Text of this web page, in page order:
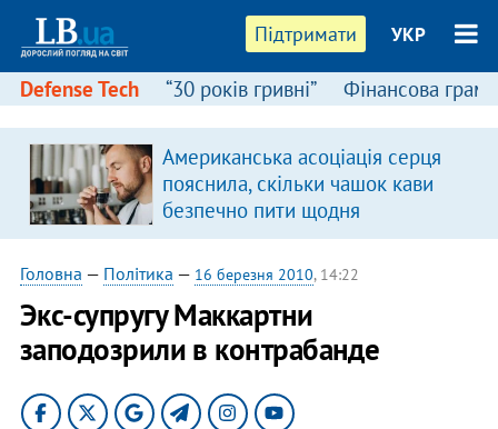
Підтримати УКР
Defense Tech “30 років гривні” Фінансова
Американська асоціація серця
пояснила, скільки чашок кави
безпечно пити щодня
Головна — Політика — 16 березня 2010, 14:22
Экс-супругу Маккартни
заподозрили в контрабанде